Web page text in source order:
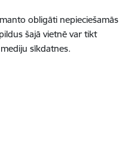
obligāti nepieciešamās
šajā vietnē var tikt
sīkdatnes.